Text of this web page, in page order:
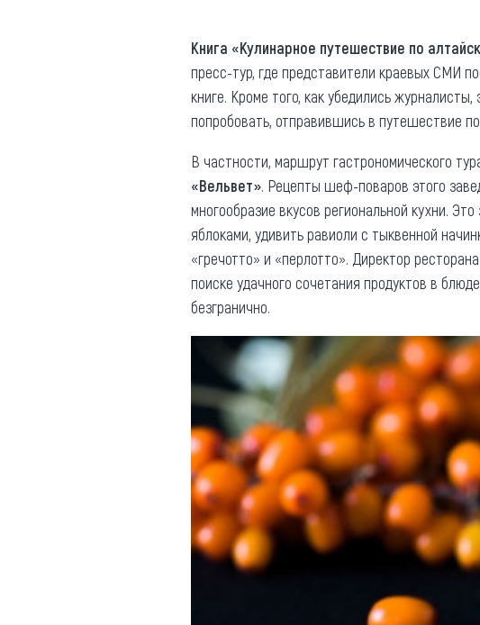
Придорожные кафе
Новости
Что
Другие рубрики
Реестр туроператоров
агентств Алтайского края
Обращения граждан
Противодействие коррупции
Книга «Кулинарное путешествие по
пресс-тур, где представители краевых СМИ
книге. Кроме того, как убедились
попробовать, отправившись в путешествие
В частности, маршрут гастрономического
«Вельвет». Рецепты шеф-поваров этого
многообразие вкусов региональной кухни.
яблоками, удивить равиоли с тыквенной
«гречотто» и «перлотто». Директор ресторана
поиске удачного сочетания продуктов в
безгранично.